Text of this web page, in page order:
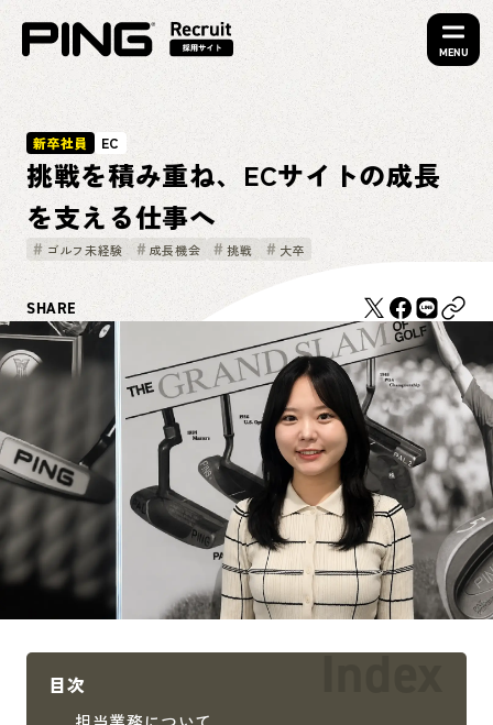
MENU
新卒社員 EC
挑戦を積み重ね、ECサイトの成長
を支える仕事へ
ゴルフ未経験 成長機会 挑戦 大卒
SHARE
目次